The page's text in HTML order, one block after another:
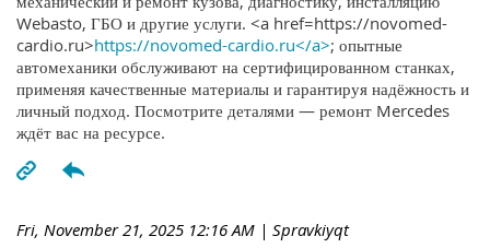
Webasto, ГБО и другие услуги. <a href=https://novomed-
cardio.ru>https://novomed-cardio.ru</a>; опытные
автомеханики обслуживают на сертифицированном станках,
применяя качественные материалы и гарантируя надёжность и
личный подход. Посмотрите деталями — ремонт Mercedes
ждёт вас на ресурсе.
Fri, November 21, 2025 12:16 AM | Spravkiyqt